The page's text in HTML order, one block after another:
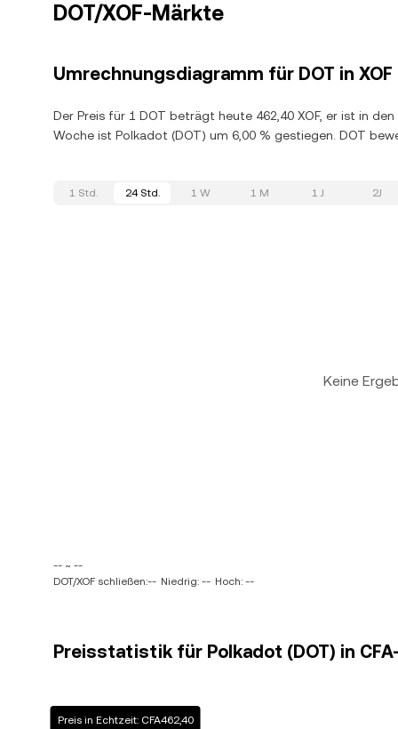
DOT/XOF-Märkte
Umrechnungsdiagramm für DOT in XOF
Der Preis für 1 DOT beträgt heute 462,40 XOF, er ist in
Woche ist Polkadot (DOT) um 6,00 % gestiegen. DOT
1 Std. 24 Std. 1 W 1 M 1 J 2J
Keine
-- ~ --
DOT/XOF schließen:-- Niedrig: -- Hoch: --
Preisstatistik für Polkadot (DOT) in CFA-
Preis in Echtzeit: CFA462,40